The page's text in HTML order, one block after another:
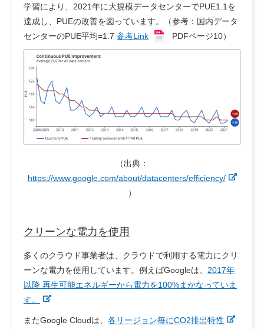
学習により、2021年に大規模データセンターでPUE1.1を
達成し、PUEの改善を図っています。（参考：国内データ
センターのPUE平均=1.7 参考Link PDFページ10）
（出典：
https://www.google.com/about/datacenters/efficiency/
）
クリーンな電力を使用
多くのクラウド事業者は、クラウドで利用する電力にクリ
ーンな電力を使用しています。 例えばGoogleは、 2017年
以降 再生可能エネルギーから電力を100%まかなっていま
す。
またGoogle Cloudは、 各リージョン毎にCO2排出特性